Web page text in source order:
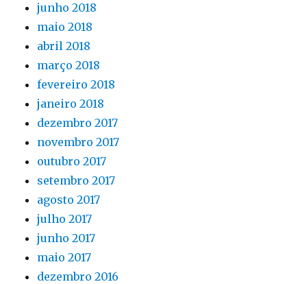
junho 2018
maio 2018
abril 2018
março 2018
fevereiro 2018
janeiro 2018
dezembro 2017
novembro 2017
outubro 2017
setembro 2017
agosto 2017
julho 2017
junho 2017
maio 2017
dezembro 2016